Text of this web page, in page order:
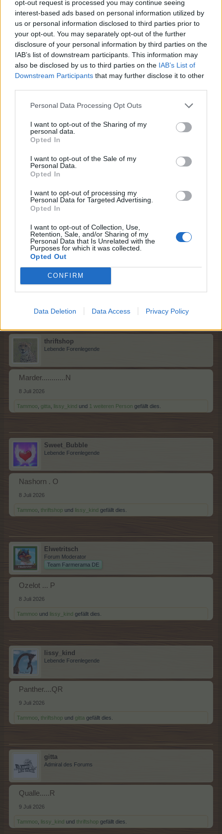
opt-out request is processed you may continue seeing
interest-based ads based on personal information utilized by
us or personal information disclosed to third parties prior to
your opt-out. You may separately opt-out of the further
disclosure of your personal information by third parties on the
IAB’s list of downstream participants. This information may
also be disclosed by us to third parties on the IAB’s List of
Downstream Participants that may further disclose it to other
Personal Data Processing Opt Outs
I want to opt-out of the Sharing of my
personal data.
Opted In
I want to opt-out of the Sale of my
Personal Data.
Opted In
I want to opt-out of processing my
Personal Data for Targeted Advertising.
Opted In
I want to opt-out of Collection, Use,
Retention, Sale, and/or Sharing of my
Personal Data that Is Unrelated with the
Purposes for which it was collected.
Opted Out
CONFIRM
Data Deletion Data Access Privacy Policy
lissy_kind
Lebende Forenlegende
Javaneraffe....K
8 Juli 2026
*schokolade61*
Lebende Forenlegende
Koala........L
Tammoo,gitta,Sweet_Bubbleund2 anderengefällt dies.
lissy_kind
Lebende Forenlegende
Leguan....M
thriftshop
Lebende Forenlegende
Marder............N
8 Juli 2026
Tammoo gitta lissy_kind und 1 weiteren Person gefällt dies.
Sweet_Bubble
Lebende Forenlegende
Nashorn . O
8 Juli 2026
Tammoo thriftshop und lissy_kind gefällt dies.
Elwetritsch
Forum Moderator
Team Farmerama DE
Ozelot ... P
8 Juli 2026
Tammoo und lissy_kind gefällt dies.
lissy_kind
Lebende Forenlegende
Panther....QR
9 Juli 2026
Tammoo thriftshop und gitta gefällt dies.
gitta
Admiral des Forums
Qualle.....R
9 Juli 2026
Tammoo lissy_kind und thriftshop gefällt dies.